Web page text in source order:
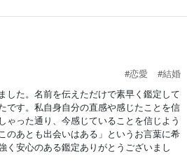
#恋愛
#結婚
した。名前を伝えただけで素早く鑑定して
です。私自身自分の直感や感じたことを信
ゃった通り、今感じていることを信じよう
のあとも出会いはある」というお言葉に希
く安心のある鑑定ありがとうございまし